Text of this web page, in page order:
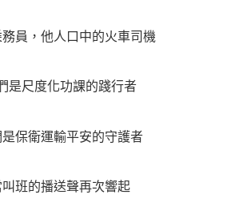
員，他人口中的火車司機
是尺度化功課的踐行者
保衛運輸平安的守護者
叫班的播送聲再次響起